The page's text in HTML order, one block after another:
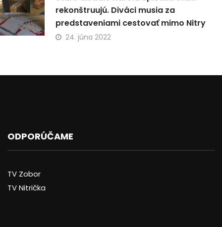
rekonštruujú. Diváci musia za
predstaveniami cestovať mimo Nitry
24. júna 2022
ODPORÚČAME
TV Zobor
TV Nitrička